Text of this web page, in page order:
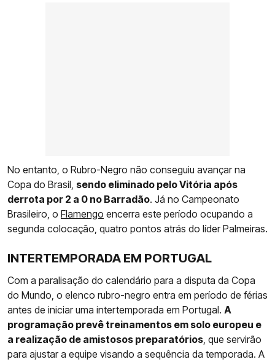
No entanto, o Rubro-Negro não conseguiu avançar na
Copa do Brasil, sendo eliminado pelo Vitória após
derrota por 2 a 0 no Barradão. Já no Campeonato
Brasileiro, o Flamengo encerra este período ocupando a
segunda colocação, quatro pontos atrás do líder Palmeiras.
INTERTEMPORADA EM PORTUGAL
Com a paralisação do calendário para a disputa da Copa
do Mundo, o elenco rubro-negro entra em período de férias
antes de iniciar uma intertemporada em Portugal. A
programação prevê treinamentos em solo europeu e
a realização de amistosos preparatórios , que servirão
para ajustar a equipe visando a sequência da temporada. A